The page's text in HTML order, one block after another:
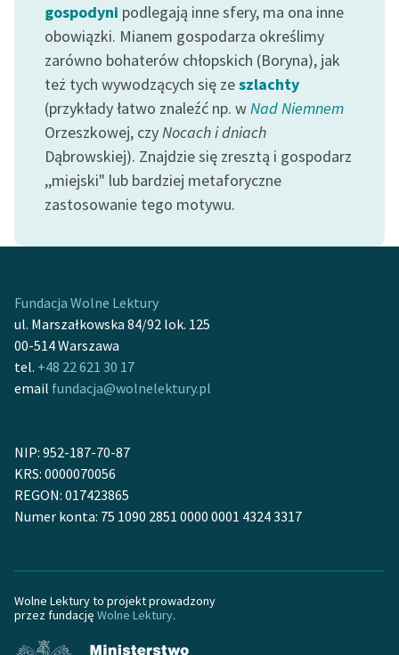
Polityka prywatności
Regulamin biblioteki
Dane fundacji i
sprawozdania finansowe
Regulamin darowizn
Informacja o treściach
wrażliwych
Deklaracja dostępności
gospodyni podlegają inne sfery, ma ona inne
obowiązki. Mianem gospodarza określimy
zarówno bohaterów chłopskich (Boryna), jak
też tych wywodzących się zeszlachty
(przykłady łatwo znaleźć np. wNad Niemnem
Orzeszkowej, czyNocach i dniach
Dąbrowskiej). Znajdzie się zresztą i gospodarz
,,miejski" lub bardziej metaforyczne
zastosowanie tego motywu.
Fundacja Wolne Lektury
ul. Marszałkowska 84/92 lok. 125
00-514 Warszawa
tel. +48 22 621 30 17
email fundacja@wolnelektury.pl
NIP: 952-187-70-87
KRS: 0000070056
REGON: 017423865
Numer konta: 75 1090 2851 0000 0001 4324 3317
Wolne Lektury to projekt prowadzony
przez fundację Wolne Lektury.